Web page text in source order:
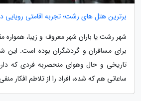
برترین هتل های رشت؛ تجربه اقامتی رویایی
شهر رشت یا باران شهر معروف و زیبا،
برای مسافران و گردشگران بوده است. این
تاریخی و حال وهوای منحصربه فردی که
ساعاتی هم که شده، افراد را از تلاطم افکار